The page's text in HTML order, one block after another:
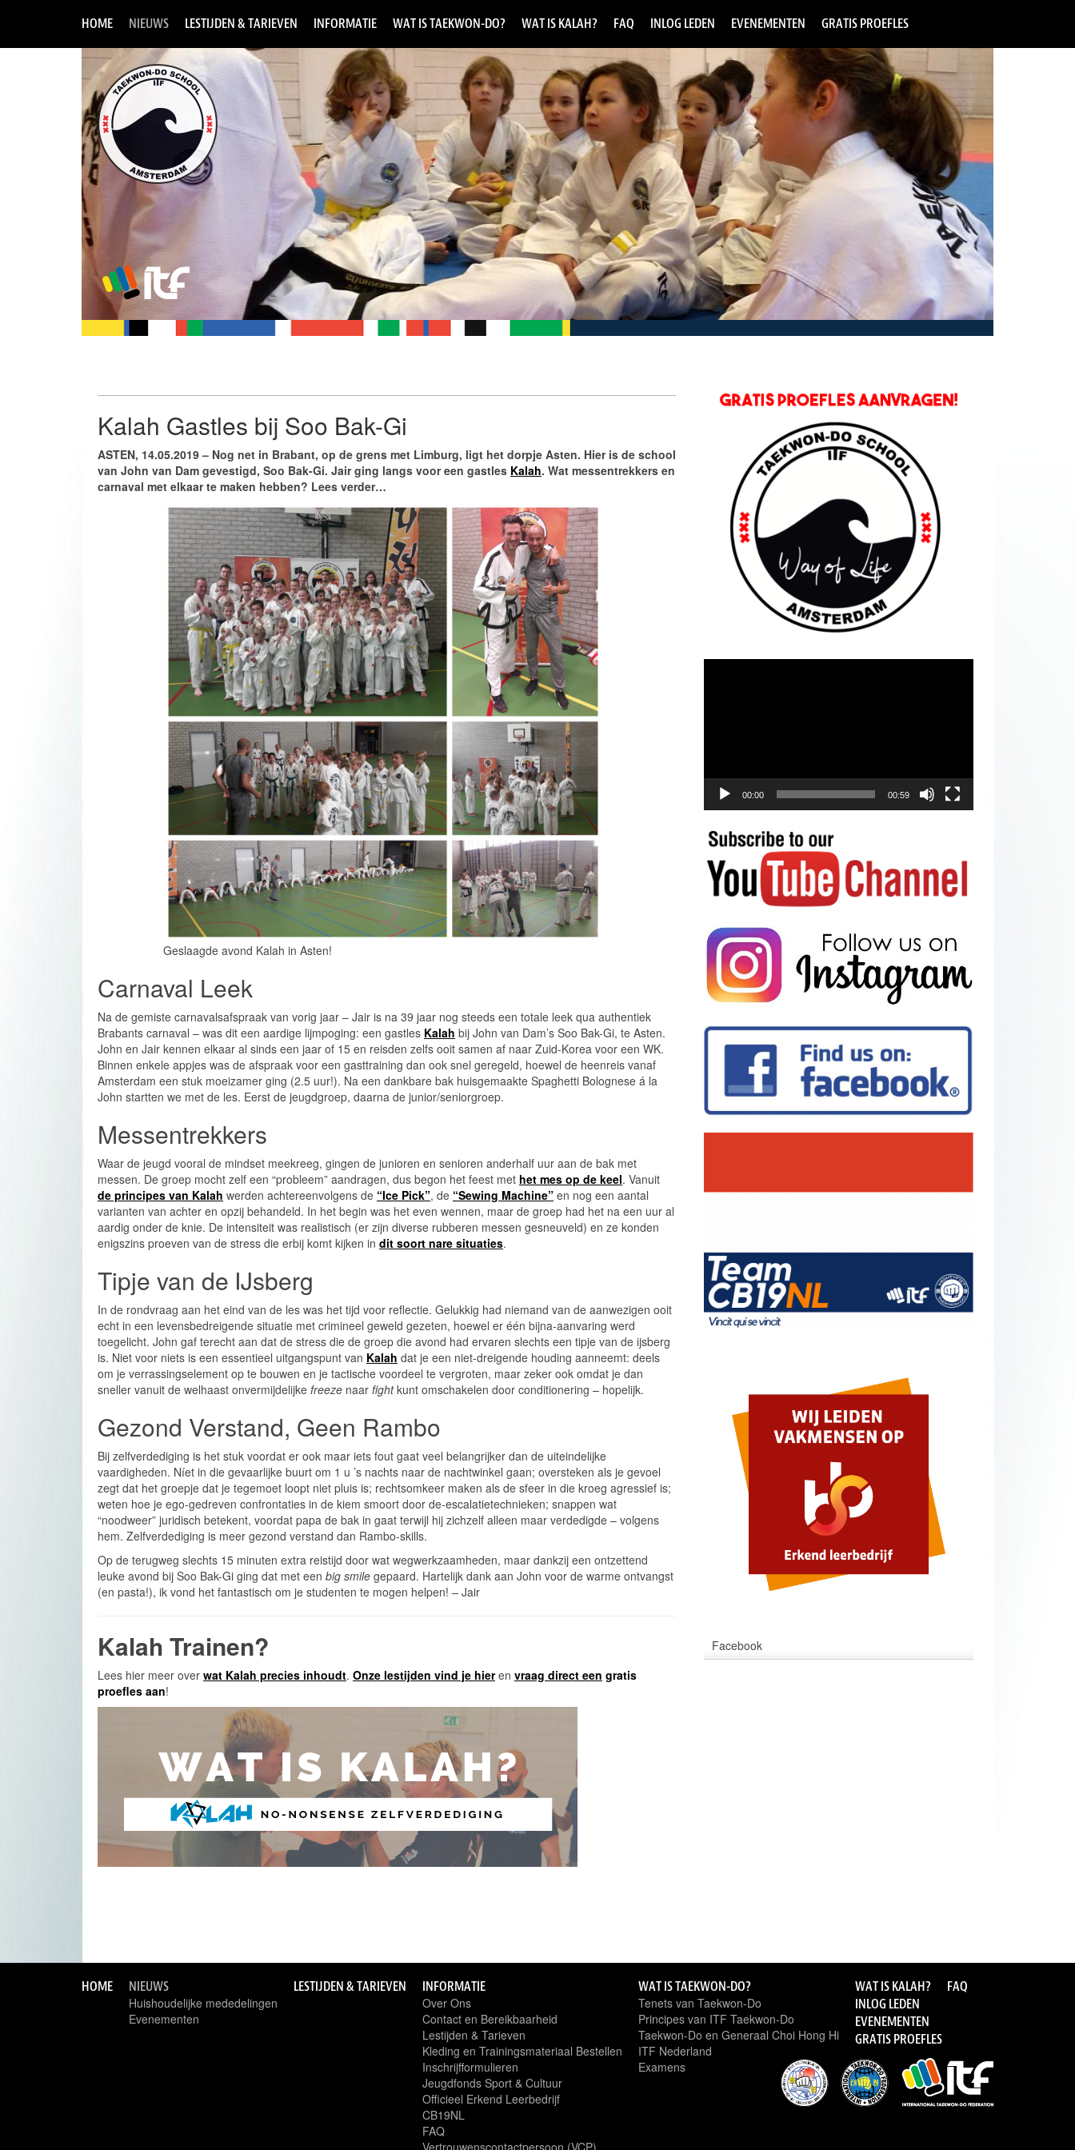
HOME NIEUWS LESTIJDEN & TARIEVEN INFORMATIE WAT IS TAEKWON-DO? WAT IS KALAH? FAQ INLOG LEDEN EVENEMENTEN GRATIS PROEFLES
Kalah Gastles bij Soo Bak-Gi
ASTEN, 14.05.2019 – Nog net in Brabant, op de grens met Limburg, ligt het dorpje Asten. Hier is de school
van John van Dam gevestigd, Soo Bak-Gi. Jair ging langs voor een gastles Kalah. Wat messentrekkers en
carnaval met elkaar te maken hebben? Lees verder…
Geslaagde avond Kalah in Asten!
Carnaval Leek
Na de gemiste carnavalsafspraak van vorig jaar – Jair is na 39 jaar nog steeds een totale leek qua authentiek
Brabants carnaval – was dit een aardige lijmpoging: een gastles Kalah bij John van Dam’s Soo Bak-Gi, te Asten.
John en Jair kennen elkaar al sinds een jaar of 15 en reisden zelfs ooit samen af naar Zuid-Korea voor een WK.
Binnen enkele appjes was de afspraak voor een gasttraining dan ook snel geregeld, hoewel de heenreis vanaf
Amsterdam een stuk moeizamer ging (2.5 uur!). Na een dankbare bak huisgemaakte Spaghetti Bolognese á la
John startten we met de les. Eerst de jeugdgroep, daarna de junior/seniorgroep.
Messentrekkers
Waar de jeugd vooral de mindset meekreeg, gingen de junioren en senioren anderhalf uur aan de bak met
messen. De groep mocht zelf een “probleem” aandragen, dus begon het feest met het mes op de keel. Vanuit
de principes van Kalah werden achtereenvolgens de “Ice Pick”, de “Sewing Machine” en nog een aantal
varianten van achter en opzij behandeld. In het begin was het even wennen, maar de groep had het na een uur al
aardig onder de knie. De intensiteit was realistisch (er zijn diverse rubberen messen gesneuveld) en ze konden
enigszins proeven van de stress die erbij komt kijken in dit soort nare situaties.
Tipje van de IJsberg
In de rondvraag aan het eind van de les was het tijd voor reflectie. Gelukkig had niemand van de aanwezigen ooit
echt in een levensbedreigende situatie met crimineel geweld gezeten, hoewel er één bijna-aanvaring werd
toegelicht. John gaf terecht aan dat de stress die de groep die avond had ervaren slechts een tipje van de ijsberg
is. Niet voor niets is een essentieel uitgangspunt van Kalah dat je een niet-dreigende houding aanneemt: deels
om je verrassingselement op te bouwen en je tactische voordeel te vergroten, maar zeker ook omdat je dan
sneller vanuit de welhaast onvermijdelijke freeze naar fightkunt omschakelen door conditionering – hopelijk.
Gezond Verstand, Geen Rambo
Bij zelfverdediging is het stuk voordat er ook maar iets fout gaat veel belangrijker dan de uiteindelijke
vaardigheden. Níet in die gevaarlijke buurt om 1 u ’s nachts naar de nachtwinkel gaan; oversteken als je gevoel
zegt dat het groepje dat je tegemoet loopt niet pluis is; rechtsomkeer maken als de sfeer in die kroeg agressief is;
weten hoe je ego-gedreven confrontaties in de kiem smoort door de-escalatietechnieken; snappen wat
“noodweer” juridisch betekent, voordat papa de bak in gaat terwijl hij zichzelf alleen maar verdedigde – volgens
hem. Zelfverdediging is meer gezond verstand dan Rambo-skills.
Op de terugweg slechts 15 minuten extra reistijd door wat wegwerkzaamheden, maar dankzij een ontzettend
leuke avond bij Soo Bak-Gi ging dat met een big smile gepaard. Hartelijk dank aan John voor de warme ontvangst
(en pasta!), ik vond het fantastisch om je studenten te mogen helpen! – Jair
Kalah Trainen?
Lees hier meer over wat Kalah precies inhoudt. Onze lestijden vind je hieren vraag direct een gratis
proefles aan!
00:00 00:59
Facebook
HOME NIEUWS
Huishoudelijke mededelingen
Evenementen
LESTIJDEN & TARIEVEN INFORMATIE
Over Ons
Contact en Bereikbaarheid
Lestijden & Tarieven
Kleding en Trainingsmateriaal Bestellen
Inschrijfformulieren
Jeugdfonds Sport & Cultuur
Officieel Erkend Leerbedrijf
CB19NL
FAQ
Vertrouwenscontactpersoon (VCP)
WAT IS TAEKWON-DO?
Tenets van Taekwon-Do
Principes van ITF Taekwon-Do
Taekwon-Do en Generaal Choi Hong Hi
ITF Nederland
Examens
WAT IS KALAH?
FAQ
INLOG LEDEN
EVENEMENTEN
GRATIS PROEFLES